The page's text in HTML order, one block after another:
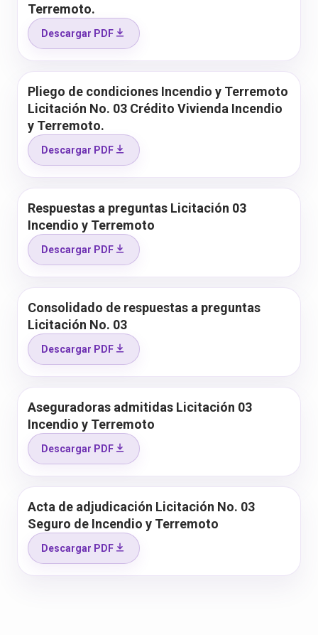
Terremoto.
Descargar PDF
Pliego de condiciones Incendio y Terremoto
Licitación No. 03 Crédito Vivienda Incendio
y Terremoto.
Descargar PDF
Respuestas a preguntas Licitación 03
Incendio y Terremoto
Descargar PDF
Consolidado de respuestas a preguntas
Licitación No. 03
Descargar PDF
Aseguradoras admitidas Licitación 03
Incendio y Terremoto
Descargar PDF
Acta de adjudicación Licitación No. 03
Seguro de Incendio y Terremoto
Descargar PDF